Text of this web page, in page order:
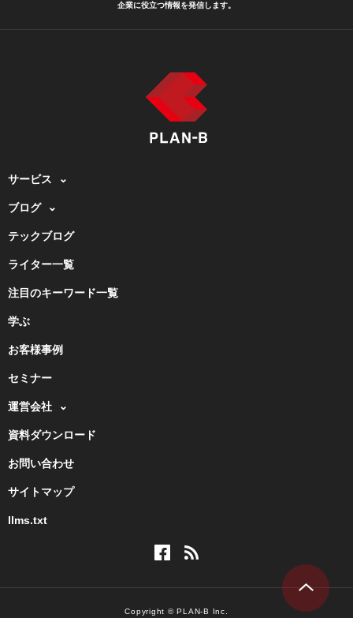
企業に役立つ情報を発信します。
サービス
ブログ
テックブログ
ライター一覧
注目のキーワード一覧
学ぶ
お客様事例
セミナー
運営会社
資料ダウンロード
お問い合わせ
サイトマップ
llms.txt
Copyright © PLAN-B Inc.